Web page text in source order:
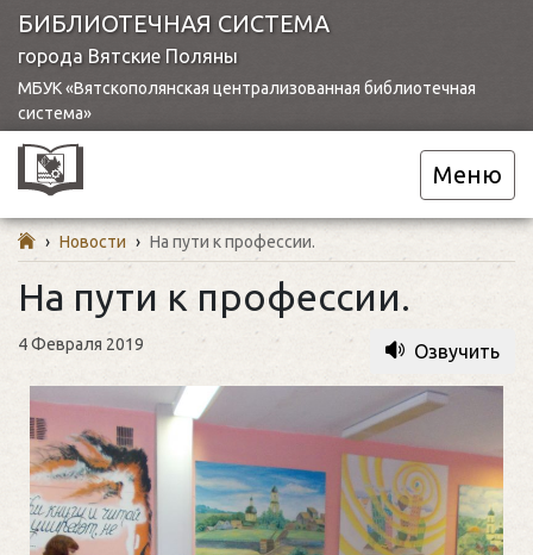
БИБЛИОТЕЧНАЯ СИСТЕМА
города Вятские Поляны
МБУК «Вятскополянская централизованная библиотечная
система»
Меню
› Новости › На пути к профессии.
На пути к профессии.
4 Февраля 2019 Озвучить